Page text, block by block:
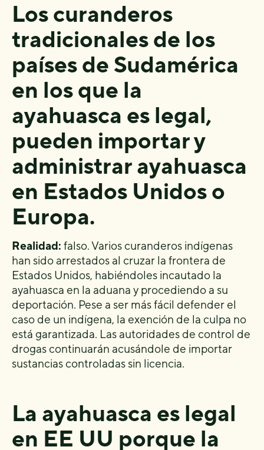
Los curanderos
tradicionales de los
países de Sudamérica
en los que la
ayahuasca es legal,
pueden importar y
administrar ayahuasca
en Estados Unidos o
Europa.
Realidad: falso. Varios curanderos indígenas
han sido arrestados al cruzar la frontera de
Estados Unidos, habiéndoles incautado la
ayahuasca en la aduana y procediendo a su
deportación. Pese a ser más fácil defender el
caso de un indígena, la exención de la culpa no
está garantizada. Las autoridades de control de
drogas continuarán acusándole de importar
sustancias controladas sin licencia.
La ayahuasca es legal
en EE UU porque la